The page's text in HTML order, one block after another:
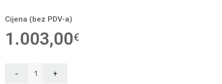
Cijena (bez PDV-a)
1.003,00€